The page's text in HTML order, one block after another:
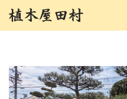
コ
ン
ツ